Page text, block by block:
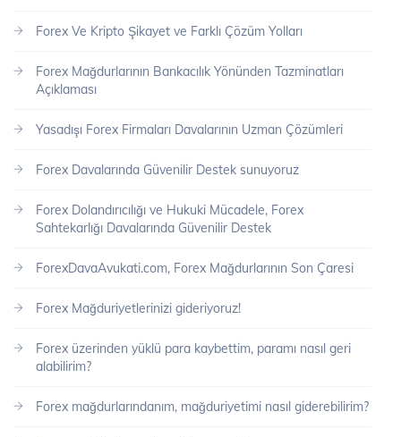
Forex Ve Kripto Şikayet ve Farklı Çözüm Yolları
Forex Mağdurlarının Bankacılık Yönünden Tazminatları
Açıklaması
Yasadışı Forex Firmaları Davalarının Uzman Çözümleri
Forex Davalarında Güvenilir Destek sunuyoruz
Forex Dolandırıcılığı ve Hukuki Mücadele, Forex
Sahtekarlığı Davalarında Güvenilir Destek
ForexDavaAvukati.com, Forex Mağdurlarının Son Çaresi
Forex Mağduriyetlerinizi gideriyoruz!
Forex üzerinden yüklü para kaybettim, paramı nasıl geri
alabilirim?
Forex mağdurlarındanım, mağduriyetimi nasıl giderebilirim?